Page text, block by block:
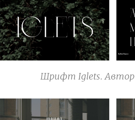
Шрифт Iglets. Автор